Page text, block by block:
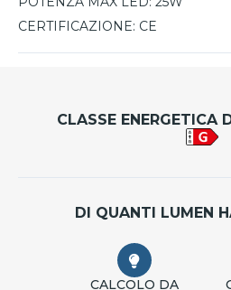
CERTIFICAZIONE: CE
CLASSE ENERGETICA
DI QUANTI LUMEN
CALCOLO DA